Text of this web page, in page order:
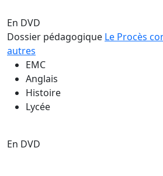
En DVD
Dossier pédagogique Le Procès
autres
EMC
Anglais
Histoire
Lycée
En DVD